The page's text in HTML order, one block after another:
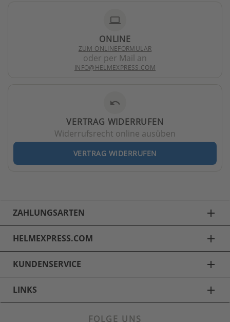
laptop
ONLINE
ZUM ONLINEFORMULAR
oder per Mail an
INFO@HELMEXPRESS.COM
undo
VERTRAG WIDERRUFEN
Widerrufsrecht online ausüben
VERTRAG WIDERRUFEN
ZAHLUNGSARTEN add
HELMEXPRESS.COM add
KUNDENSERVICE add
LINKS add
FOLGE UNS